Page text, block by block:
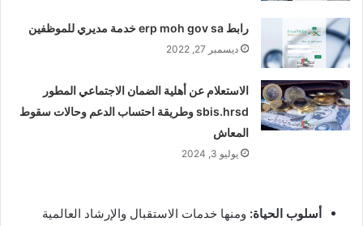
رابط erp moh gov sa خدمة مديري للموظفين
ديسمبر 27, 2022
الاستعلام عن أهلية الضمان الاجتماعي المطور
sbis.hrsd وطريقة احتساب الدعم وحالات سقوط
المعاش
يوليو 3, 2024
أسلوب الحياة: ومنها خدمات الاستقبال والإرشاد العالمية